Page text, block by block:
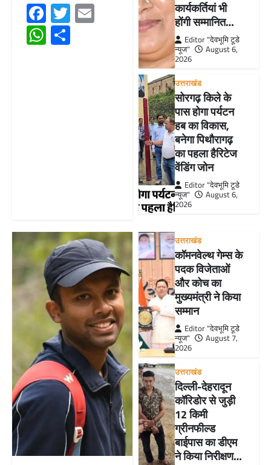
Facebook
TwitterEmail
WhatsApp
कार्यकर्तियां भी
होंगी सम्मानित…
Editor "देवभूमि टूडे
न्यूज"
August 6,
2026
उत्तराखंड
सोरगढ़ किले के
पास होगा पर्यटन
हब का विकास,
बनेगा पिथौरागढ़
का पहला हैरिटेज
वेंडिंग जोन
Editor "देवभूमि टूडे
न्यूज"
August 6,
2026
उत्तराखंड
कॉमनवेल्थ गेम्स के
पदक विजेताओं
और कोच का
मुख्यमंत्री ने किया
सम्मान
Editor "देवभूमि टूडे
न्यूज"
August 7,
2026
उत्तराखंड
दिल्ली-देहरादून
कॉरिडोर से जुड़ी
12 किमी
ग्रीनफील्ड
बाईपास का डीएम
ने किया निरीक्षण…